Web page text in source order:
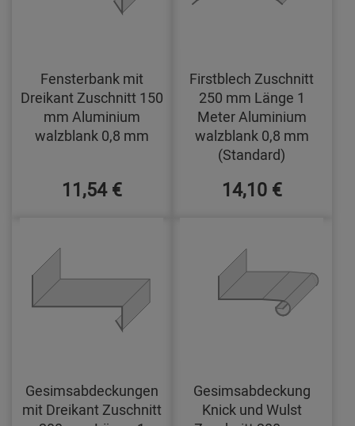
Fensterbank mit
Dreikant Zuschnitt 150
mm Aluminium
walzblank 0,8 mm
11,54 €
Firstblech Zuschnitt
250 mm Länge 1
Meter Aluminium
walzblank 0,8 mm
(Standard)
14,10 €
Gesimsabdeckungen
mit Dreikant Zuschnitt
Gesimsabdeckung
Knick und Wulst